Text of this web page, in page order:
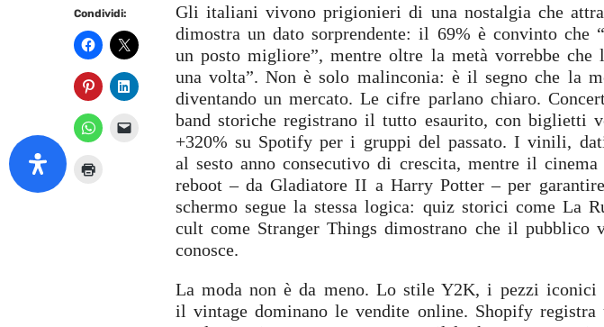
Condividi:
Gli italiani vivono prigionieri di una nostalgia che
dimostra un dato sorprendente: il 69% è convinto che
un posto migliore”, mentre oltre la metà vorrebbe che
una volta”. Non è solo malinconia: è il segno che la
diventando un mercato. Le cifre parlano chiaro.
band storiche registrano il tutto esaurito, con biglietti
+320% su Spotify per i gruppi del passato. I vinili,
al sesto anno consecutivo di crescita, mentre il
reboot – da Gladiatore II a Harry Potter – per
schermo segue la stessa logica: quiz storici come La
cult come Stranger Things dimostrano che il pubblico
conosce.
La moda non è da meno. Lo stile Y2K, i pezzi
il vintage dominano le vendite online. Shopify